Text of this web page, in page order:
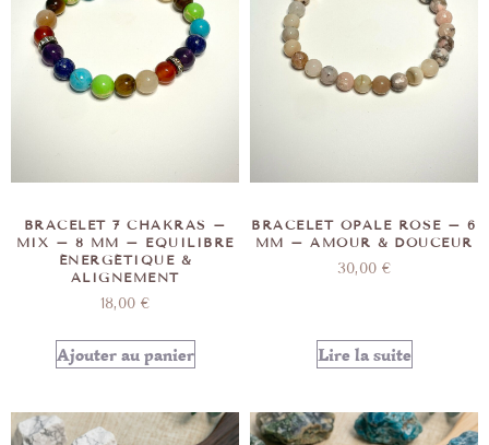
BRACELET 7 CHAKRAS –
MIX – 8 MM – EQUILIBRE
ÉNERGÉTIQUE &
ALIGNEMENT
18,00 €
Ajouter au panier
BRACELET OPALE ROSE – 6
MM – AMOUR & DOUCEUR
30,00 €
Lire la suite